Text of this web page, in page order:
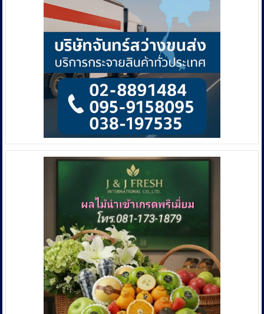
สาธารณรัฐ
อิสลาม
อิหร่าน